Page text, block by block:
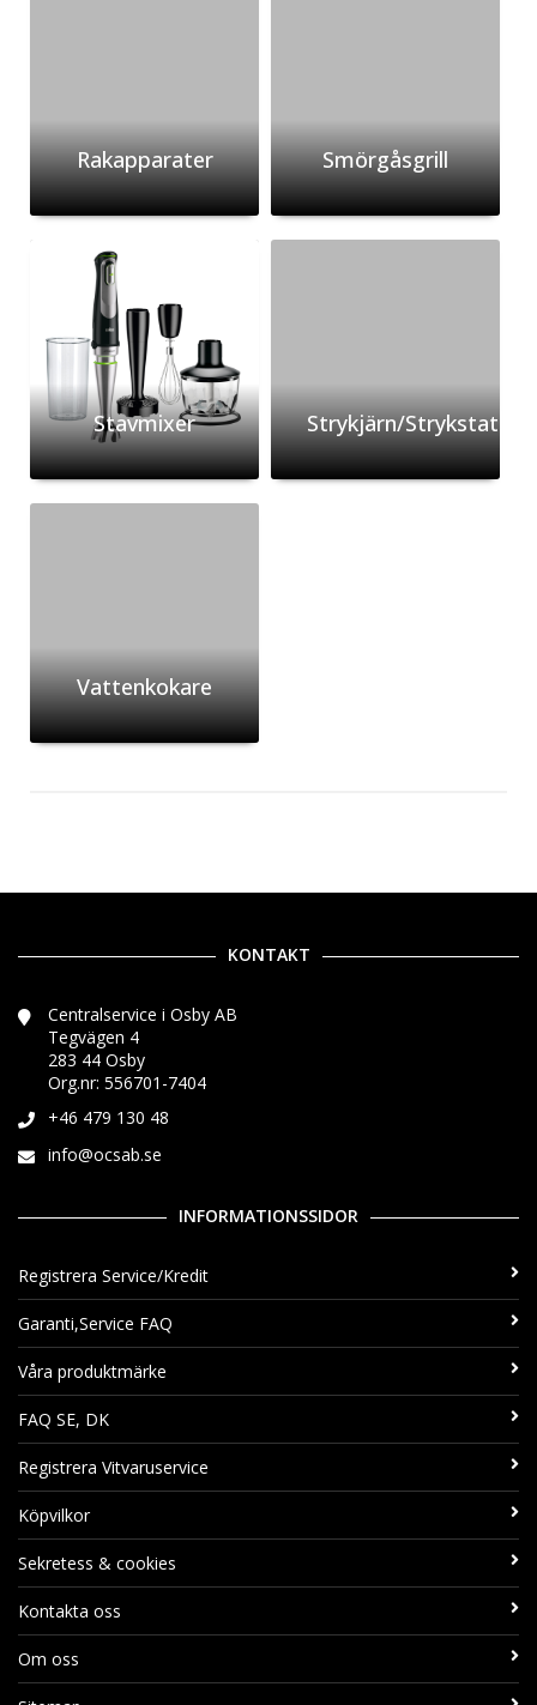
Rakapparater Smörgåsgrill
Stavmixer Strykjärn/Strykstation
Vattenkokare
KONTAKT
Centralservice i Osby AB
Tegvägen 4
283 44 Osby
Org.nr: 556701-7404
+46 479 130 48
info@ocsab.se
INFORMATIONSSIDOR
Registrera Service/Kredit
Garanti,Service FAQ
Våra produktmärke
FAQ SE, DK
Registrera Vitvaruservice
Köpvilkor
Sekretess & cookies
Kontakta oss
Om oss